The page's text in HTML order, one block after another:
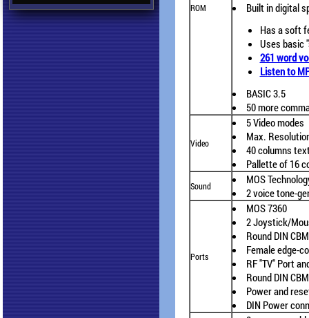
ROM
Built in digital
Has a soft
Uses basic
261 word
Listen to
BASIC 3.5
50 more
Video
5 Video modes
Max.
40 columns
Pallette of 16
Sound
MOS
2 voice tone-
Ports
MOS 7360
2 Joystick/
Round DIN
Female edge-
RF "TV" Port
Round DIN
Power and
DIN Power